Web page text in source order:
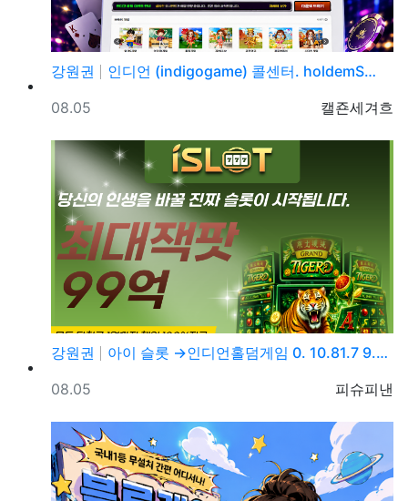
강원권
인디언 (indigogame) 콜센터. holdemS…
등록자
캘죤세겨흐
등록일
08.05
강원권
아이 슬롯 →인디언홀덤게임 0. 10.81.7 9.→5…
등록자
피슈피낸
등록일
08.05